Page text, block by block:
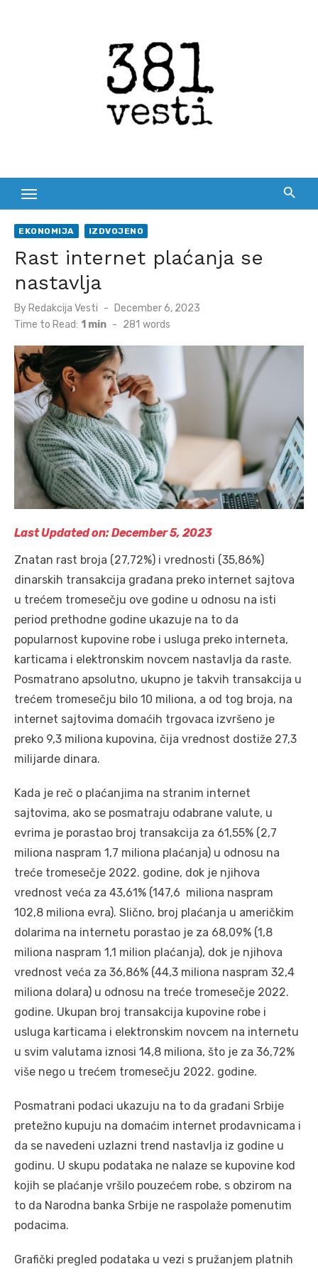
EKONOMIJA IZDVOJENO
Rast internet plaćanja se
nastavlja
By Redakcija Vesti
Posted
on
December 6, 2023
Time to Read: 1 min - 281 words
Last Updated on: December 5, 2023
Znatan rast broja (27,72%) i vrednosti (35,86%)
dinarskih transakcija građana preko internet sajtova
u trećem tromesečju ove godine u odnosu na isti
period prethodne godine ukazuje na to da
popularnost kupovine robe i usluga preko interneta,
karticama i elektronskim novcem nastavlja da raste.
Posmatrano apsolutno, ukupno je takvih transakcija u
trećem tromesečju bilo 10 miliona, a od tog broja, na
internet sajtovima domaćih trgovaca izvršeno je
preko 9,3 miliona kupovina, čija vrednost dostiže 27,3
milijarde dinara.
Kada je reč o plaćanjima na stranim internet
sajtovima, ako se posmatraju odabrane valute, u
evrima je porastao broj transakcija za 61,55% (2,7
miliona naspram 1,7 miliona plaćanja) u odnosu na
treće tromesečje 2022. godine, dok je njihova
vrednost veća za 43,61% (147,6 miliona naspram
102,8 miliona evra). Slično, broj plaćanja u američkim
dolarima na internetu porastao je za 68,09% (1,8
miliona naspram 1,1 milion plaćanja), dok je njihova
vrednost veća za 36,86% (44,3 miliona naspram 32,4
miliona dolara) u odnosu na treće tromesečje 2022.
godine. Ukupan broj transakcija kupovine robe i
usluga karticama i elektronskim novcem na internetu
u svim valutama iznosi 14,8 miliona, što je za 36,72%
više nego u trećem tromesečju 2022. godine.
Posmatrani podaci ukazuju na to da građani Srbije
pretežno kupuju na domaćim internet prodavnicama i
da se navedeni uzlazni trend nastavlja iz godine u
godinu. U skupu podataka ne nalaze se kupovine kod
kojih se plaćanje vršilo pouzećem robe, s obzirom na
to da Narodna banka Srbije ne raspolaže pomenutim
podacima.
Grafički pregled podataka u vezi s pružanjem platnih